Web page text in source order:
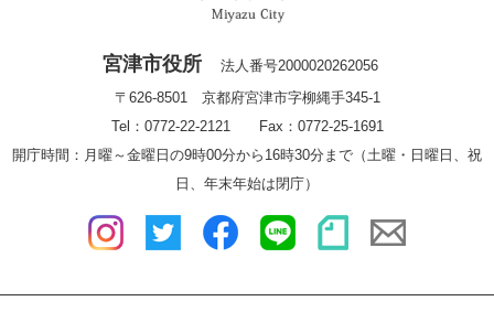
宮津市役所
法人番号2000020262056
〒626-8501 京都府宮津市字柳縄手345-1
Tel：0772-22-2121 Fax：0772-25-1691
開庁時間：月曜～金曜日の9時00分から16時30分まで（土曜・日曜日、祝
日、年末年始は閉庁）